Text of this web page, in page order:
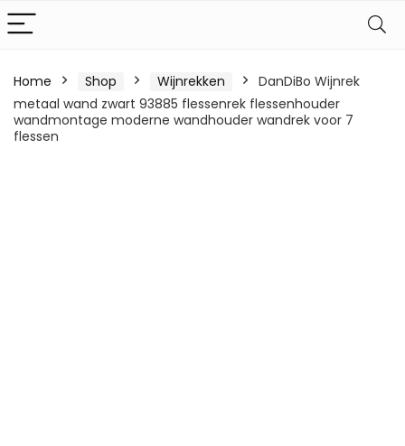
Home Shop Wijnrekken
DanDiBo Wijnrek
metaal wand zwart 93885 flessenrek flessenhouder
wandmontage moderne wandhouder wandrek voor 7
flessen